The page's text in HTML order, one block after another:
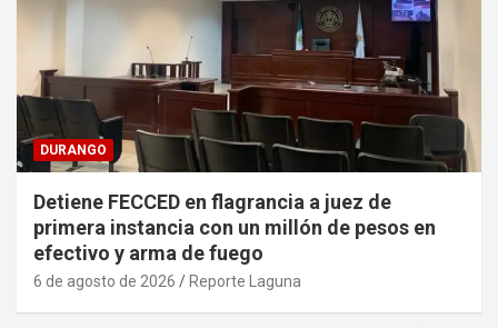
DURANGO
Detiene FECCED en flagrancia a juez de
primera instancia con un millón de pesos en
efectivo y arma de fuego
6 de agosto de 2026 Reporte Laguna